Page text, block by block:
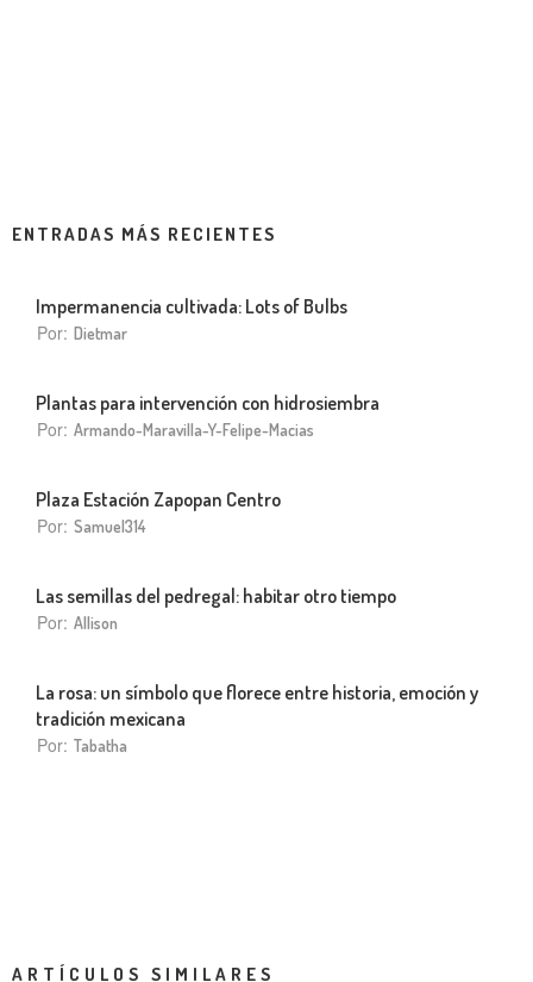
ENTRADAS MÁS RECIENTES
Impermanencia cultivada: Lots of Bulbs
Por: Dietmar
Plantas para intervención con hidrosiembra
Por: Armando-Maravilla-Y-Felipe-Macias
Plaza Estación Zapopan Centro
Por: Samuel314
Las semillas del pedregal: habitar otro tiempo
Por: Allison
La rosa: un símbolo que florece entre historia, emoción y
tradición mexicana
Por: Tabatha
ARTÍCULOS SIMILARES